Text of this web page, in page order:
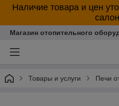
Наличие товара и цен
Магазин отопительного
Товары и услуги Печи